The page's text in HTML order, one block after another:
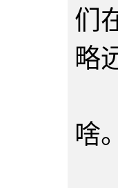
们
略
啥。